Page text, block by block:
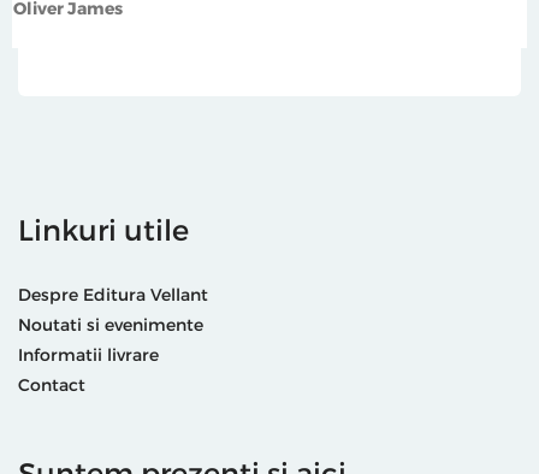
Oliver James
Linkuri utile
Despre Editura Vellant
Noutati si evenimente
Informatii livrare
Contact